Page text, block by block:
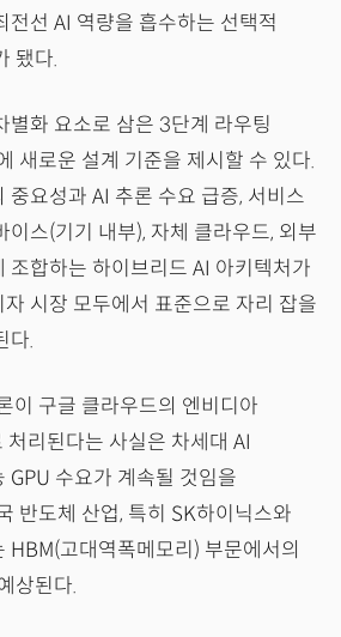
전선 AI 역량을 흡수하는 선택적
됐다.
별화 요소로 삼은 3단계 라우팅
새로운 설계 기준을 제시할 수 있다.
중요성과 AI 추론 수요 급증, 서비스
이스(기기 내부), 자체 클라우드, 외부
조합하는 하이브리드 AI 아키텍처가
시장 모두에서 표준으로 자리 잡을
다.
이 구글 클라우드의 엔비디아
리된다는 사실은 차세대 AI
GPU 수요가 계속될 것임을
반도체 산업, 특히 SK하이닉스와
HBM(고대역폭메모리) 부문에서의
상된다.